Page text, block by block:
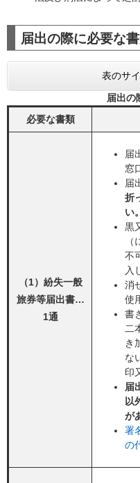
届出の際に必要な
表のサ
届出の
必要な書類
（1）紛失一般
旅券等届出書…
1通
届
窓
届
折
い。
黒
不
入
消
使
書
二
き
な
印
届
以
が
署
の